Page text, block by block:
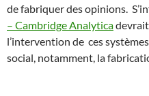
de fabriquer des opinions.
– Cambridge Analytica
l’intervention de ces
social, notamment, la